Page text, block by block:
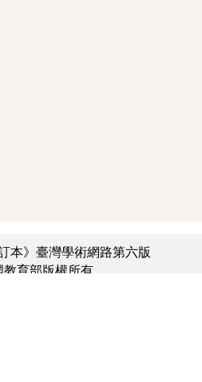
本》臺灣學術網路第六版
教育部版權所有